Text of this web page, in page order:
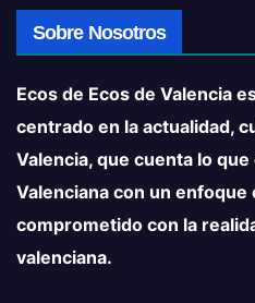
Sobre Nosotros
Ecos de Ecos de Valencia
centrado en la actualidad,
Valencia, que cuenta lo
Valenciana con un enfoque
comprometido con la
valenciana.